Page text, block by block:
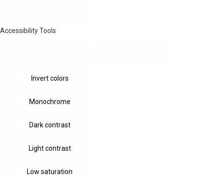
Accessibility Tools
Invert colors
Monochrome
Dark contrast
Light contrast
Low saturation